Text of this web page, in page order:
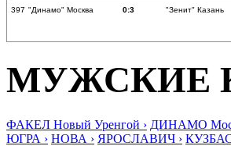
397 "Динамо" Москва 0:3 "Зенит" Казань
МУЖСКИЕ
ФАКЕЛ Новый Уренгой › ДИНАМО
ЮГРА › НОВА › ЯРОСЛАВИЧ ›